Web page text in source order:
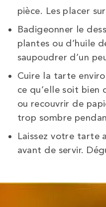
pièce. Les placer
Badigeonner le
plantes ou d’huile
saupoudrer d’un
Cuire la tarte
ce qu’elle soit bien
ou recouvrir de
trop sombre
Laissez votre tarte
avant de servir.